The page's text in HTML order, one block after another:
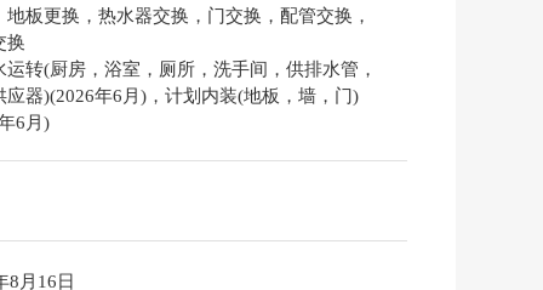
地板更换，热水器交换，门交换，配管交换，
换
运转(厨房，浴室，厕所，洗手间，供排水管，
应器)(2026年6月)，计划内装(地板，墙，门)
6月)
8月16日